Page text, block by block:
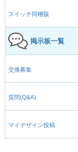
スイッチ同梱版
掲示板一覧
交換募集
質問(Q&A)
マイデザイン投稿